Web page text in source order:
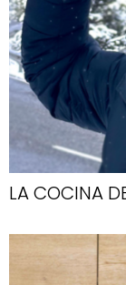
LA COCINA